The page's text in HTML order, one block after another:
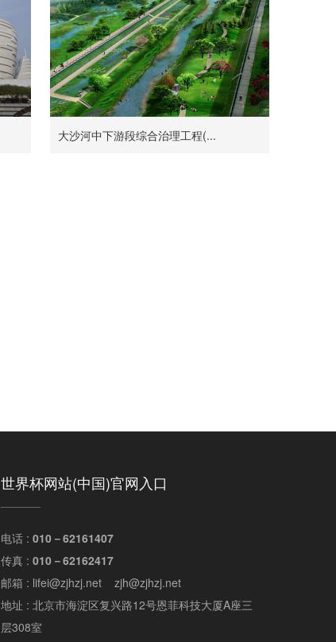
大沙河中下游段综合治理工程(...
世界杯网站(中国)官网入口
电话 : 010－62161407
传真 : 010－62162417
邮箱 : lifei@zjhzj.net zjh@zjhzj.net
地址 : 北京市海淀区复兴路12号恩菲科技大厦A座三
层308室